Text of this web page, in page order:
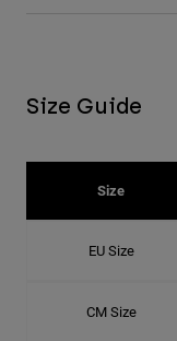
Size Guide
Size
EU Size
CM Size